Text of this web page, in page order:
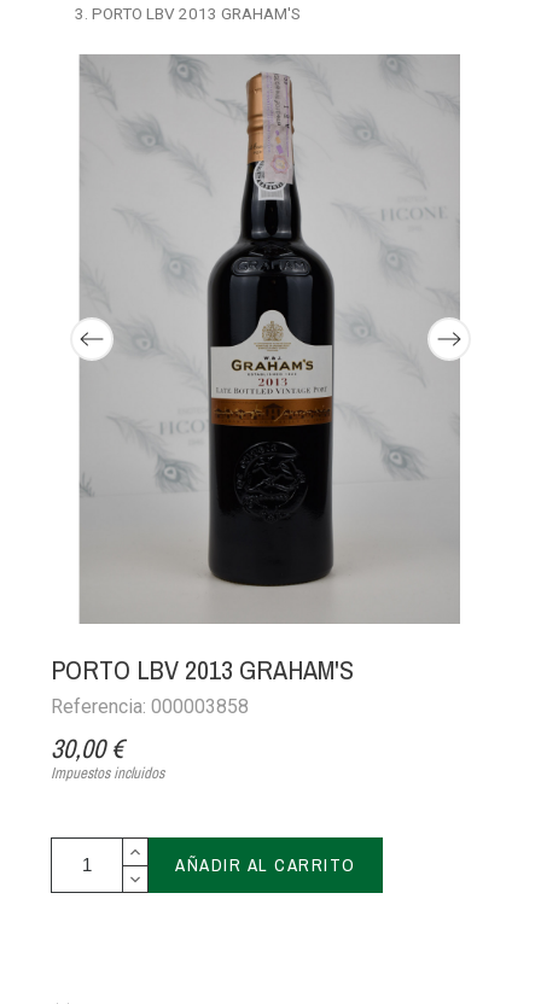
PORTO LBV 2013 GRAHAM'S
PORTO LBV 2013 GRAHAM'S
Referencia: 000003858
30,00 €
Impuestos incluidos
AÑADIR AL CARRITO